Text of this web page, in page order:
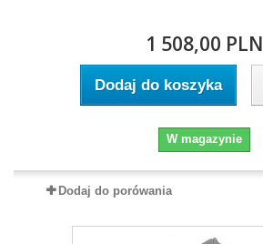
1 508,00 PLN
Dodaj do koszyka
W magazynie
Dodaj do porówania